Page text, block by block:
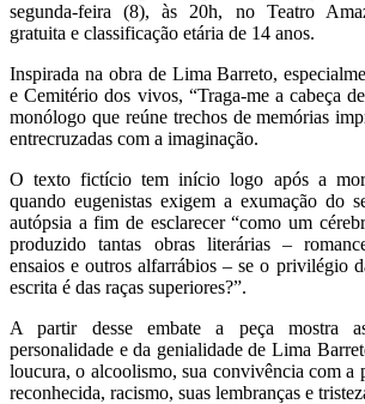
segunda-feira (8), às 20h, no Teatro
gratuita e classificação etária de 14 anos.
Inspirada na obra de Lima Barreto,
e Cemitério dos vivos, “Traga-me a cabeça
monólogo que reúne trechos de memórias
entrecruzadas com a imaginação.
O texto fictício tem início logo após a
quando eugenistas exigem a exumação do
autópsia a fim de esclarecer “como um
produzido tantas obras literárias –
ensaios e outros alfarrábios – se o privilégio
escrita é das raças superiores?”.
A partir desse embate a peça mostra
personalidade e da genialidade de Lima
loucura, o alcoolismo, sua convivência com a
reconhecida, racismo, suas lembranças e